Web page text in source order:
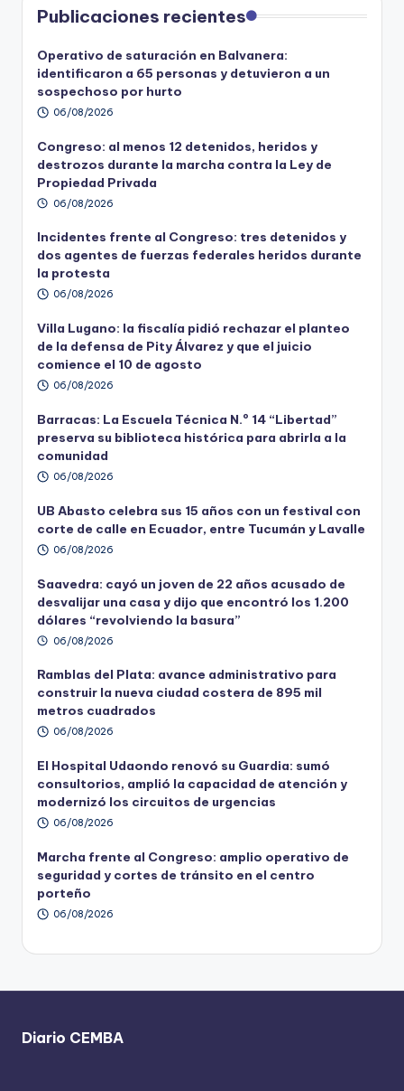
Publicaciones recientes
Operativo de saturación en Balvanera:
identificaron a 65 personas y detuvieron a un
sospechoso por hurto
06/08/2026
Congreso: al menos 12 detenidos, heridos y
destrozos durante la marcha contra la Ley de
Propiedad Privada
06/08/2026
Incidentes frente al Congreso: tres detenidos y
dos agentes de fuerzas federales heridos durante
la protesta
06/08/2026
Villa Lugano: la fiscalía pidió rechazar el planteo
de la defensa de Pity Álvarez y que el juicio
comience el 10 de agosto
06/08/2026
Barracas: La Escuela Técnica N.º 14 “Libertad”
preserva su biblioteca histórica para abrirla a la
comunidad
06/08/2026
UB Abasto celebra sus 15 años con un festival con
corte de calle en Ecuador, entre Tucumán y Lavalle
06/08/2026
Saavedra: cayó un joven de 22 años acusado de
desvalijar una casa y dijo que encontró los 1.200
dólares “revolviendo la basura”
06/08/2026
Ramblas del Plata: avance administrativo para
construir la nueva ciudad costera de 895 mil
metros cuadrados
06/08/2026
El Hospital Udaondo renovó su Guardia: sumó
consultorios, amplió la capacidad de atención y
modernizó los circuitos de urgencias
06/08/2026
Marcha frente al Congreso: amplio operativo de
seguridad y cortes de tránsito en el centro
porteño
06/08/2026
Diario CEMBA